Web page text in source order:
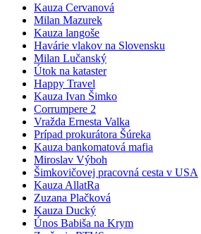
Kauza Cervanová
Milan Mazurek
Kauza langoše
Havárie vlakov na Slovensku
Milan Lučanský
Útok na kataster
Happy Travel
Kauza Ivan Šimko
Corrumpere 2
Vražda Ernesta Valka
Prípad prokurátora Šúreka
Kauza bankomatová mafia
Miroslav Výboh
Šimkovičovej pracovná cesta v USA
Kauza AllatRa
Zuzana Plačková
Kauza Ducký
Únos Babiša na Krym